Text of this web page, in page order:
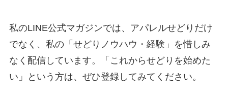
私のLINE公式マガジンでは、アパレルせどりだけ
でなく、私の「せどりノウハウ・経験」を惜しみ
なく配信しています。「これからせどりを始めた
い」という方は、ぜひ登録してみてください。